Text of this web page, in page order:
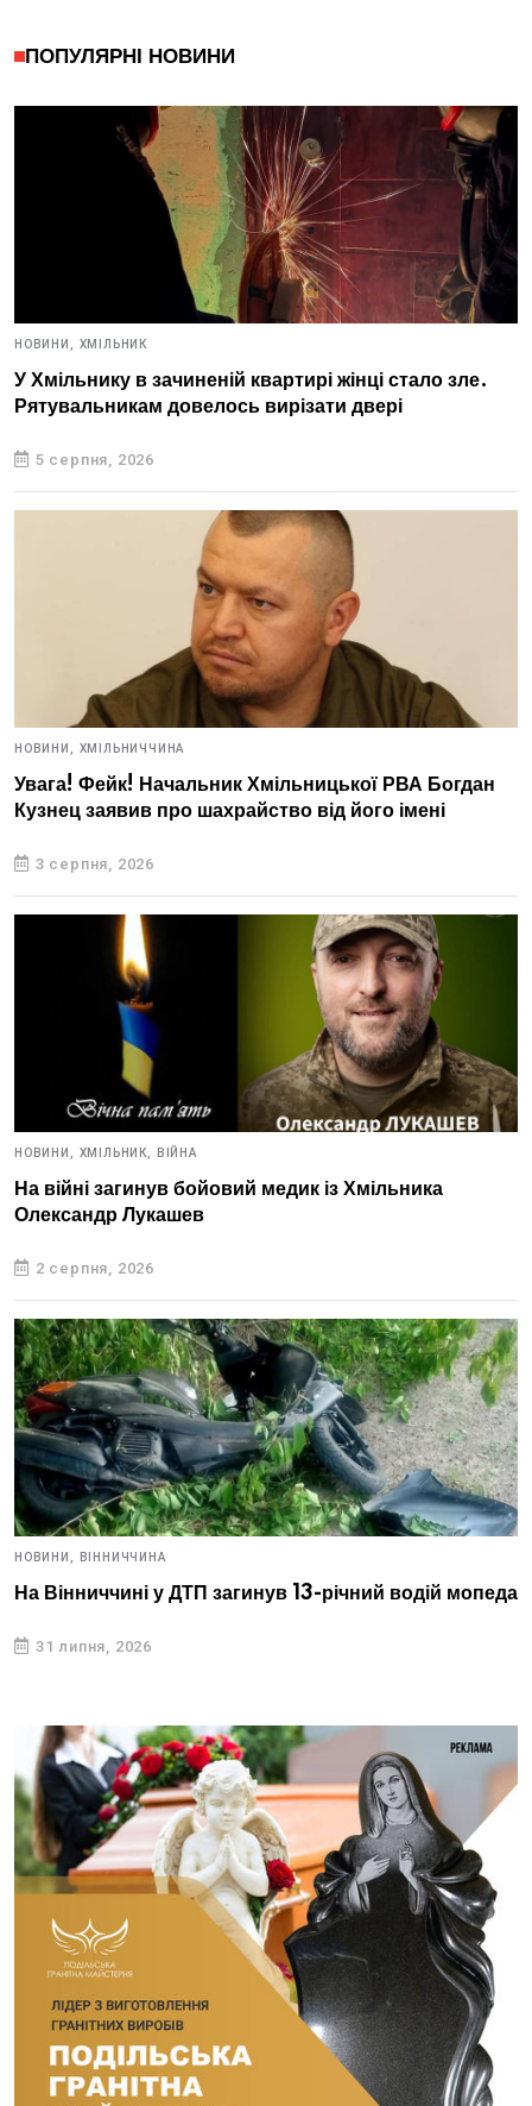
ПОПУЛЯРНІ НОВИНИ
НОВИНИ, ХМІЛЬНИК
У Хмільнику в зачиненій квартирі жінці стало зле.
Рятувальникам довелось вирізати двері
5 серпня, 2026
НОВИНИ, ХМІЛЬНИЧЧИНА
Увага! Фейк! Начальник Хмільницької РВА Богдан
Кузнец заявив про шахрайство від його імені
3 серпня, 2026
НОВИНИ, ХМІЛЬНИК, ВІЙНА
На війні загинув бойовий медик із Хмільника
Олександр Лукашев
2 серпня, 2026
НОВИНИ, ВІННИЧЧИНА
На Вінниччині у ДТП загинув 13-річний водій мопеда
31 липня, 2026